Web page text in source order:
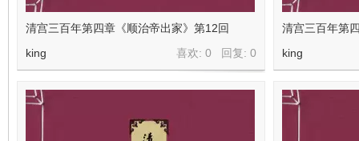
清宫三百年第四章《顺治帝出家》第12回
喜欢: 0 回复: 0
king
清宫三百年第
king